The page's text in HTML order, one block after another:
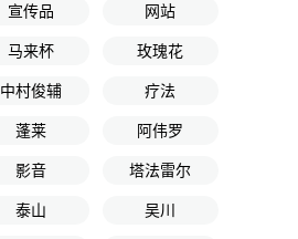
宣传品 网站
马来杯 玫瑰花
中村俊辅 疗法
蓬莱 阿伟罗
影音 塔法雷尔
泰山 吴川